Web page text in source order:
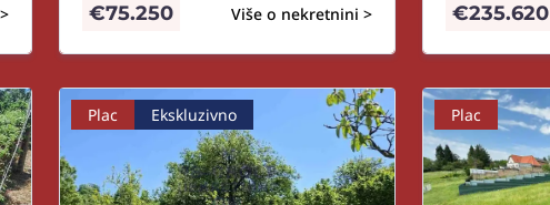
Više o nekretnini >
€75.250 €235.620
Plac Ekskluzivno Plac